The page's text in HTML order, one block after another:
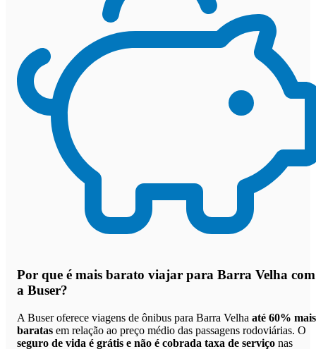
Por que é mais barato viajar para Barra Velha com
a Buser?
A Buser oferece viagens de ônibus para Barra Velha até 60% mais
baratas em relação ao preço médio das passagens rodoviárias. O
seguro de vida é grátis e não é cobrada taxa de serviço nas